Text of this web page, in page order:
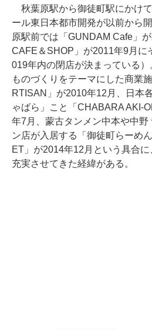
秋葉原駅から御徒町駅にかけ
ール東日本都市開発が以前から
原駅前では「GUNDAM Cafe」
CAFE＆SHOP」が2011年9月に
019年内の閉店が決まっている
ものづくりをテーマにした商業
RTISAN」が2010年12月、日本
ゃばら」こと「CHABARA AKI-
年7月、蒙古タンメン中本や中野
ン店が入居する「御徒町らーめ
ET」が2014年12月という具合
充実させてきた経緯がある。